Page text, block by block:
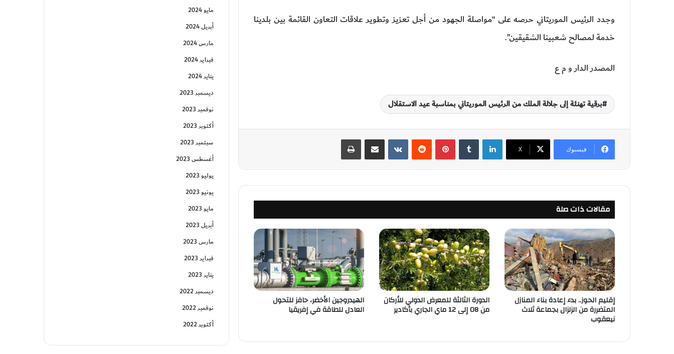
وجدد الرئيس الموريتاني حرصه على “مواصلة الجهود من أجل تعزيز وتطوير علاقات التعاون القائمة بين بلدينا
خدمة لمصالح شعبينا الشقيقين”.
المصدر الدار و م ع
برقية تهنئة إلى جلالة الملك من الرئيس الموريتاني بمناسبة عيد الاستقلال
فيسبوك ‫X
لينكدإن بينتيريست
مقالات ذات صلة
إقليم الحوز.. بدء إعادة بناء المنازل
المتضررة من الزلزال بجماعة ثلاث
نيعقوب
الدورة الثالثة للمعرض الدولي للأركان
من 08 إلى 12 ماي الجاري بأكادير
الهيدروجين الأخضر، حافز للتحول
العادل للطاقة في إفريقيا
مايو 2024
أبريل 2024
مارس 2024
فبراير 2024
يناير 2024
ديسمبر 2023
نوفمبر 2023
أكتوبر 2023
سبتمبر 2023
أغسطس 2023
يوليو 2023
يونيو 2023
مايو 2023
أبريل 2023
مارس 2023
فبراير 2023
يناير 2023
ديسمبر 2022
نوفمبر 2022
أكتوبر 2022